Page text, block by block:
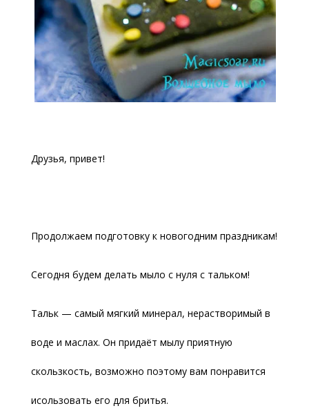
Друзья, привет!
Продолжаем подготовку к новогодним праздникам!
Сегодня будем делать мыло с нуля с тальком!
Тальк — самый мягкий минерал, нерастворимый в
воде и маслах. Он придаёт мылу приятную
скользкость, возможно поэтому вам понравится
исользовать его для бритья.